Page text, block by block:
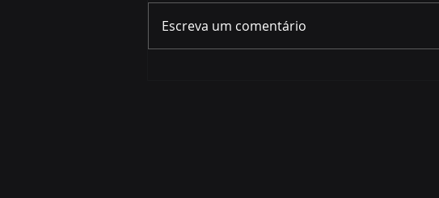
Escreva um comentário